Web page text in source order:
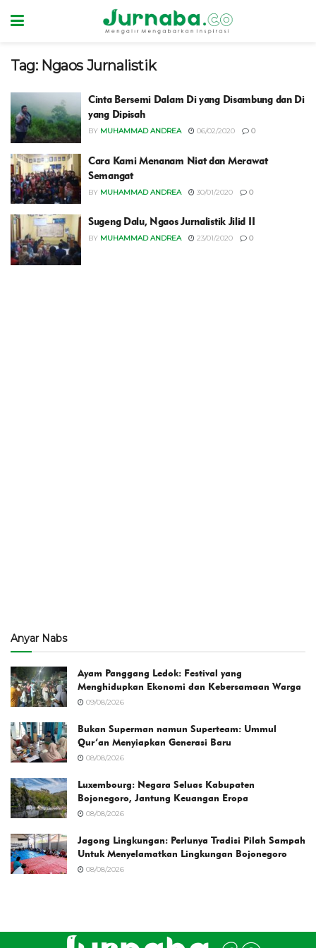
Tag: Ngaos Jurnalistik
Cinta Bersemi Dalam Di yang Disambung dan Di
yang Dipisah
BY MUHAMMAD ANDREA 06/02/2020 0
Cara Kami Menanam Niat dan Merawat
Semangat
BY MUHAMMAD ANDREA 30/01/2020 0
Sugeng Dalu, Ngaos Jurnalistik Jilid II
BY MUHAMMAD ANDREA 23/01/2020 0
Anyar Nabs
Ayam Panggang Ledok: Festival yang
Menghidupkan Ekonomi dan Kebersamaan Warga
09/08/2026
Bukan Superman namun Superteam: Ummul
Qur’an Menyiapkan Generasi Baru
08/08/2026
Luxembourg: Negara Seluas Kabupaten
Bojonegoro, Jantung Keuangan Eropa
08/08/2026
Jagong Lingkungan: Perlunya Tradisi Pilah Sampah
Untuk Menyelamatkan Lingkungan Bojonegoro
08/08/2026